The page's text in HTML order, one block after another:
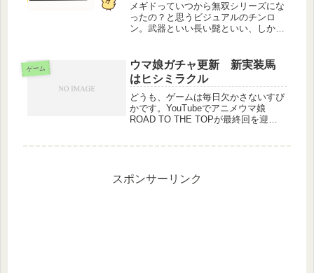
メギドっていつから無双シリーズにな
ったの？と思うビジュアルのチンロ
ン。武器といい長い髭といい、しかも
『三国志演義』に登場する赤毛の馬、
「赤兎馬（せきとば）」が元ネタでし
ょうね...
ゲーム
ウマ娘ガチャ更新 新実装馬
はヒシミラクル
どうも、ゲームは毎日欠かさないすぴ
かです。YouTubeでアニメウマ娘
ROAD TO THE TOPが最終回を迎え
スポンサーリンク